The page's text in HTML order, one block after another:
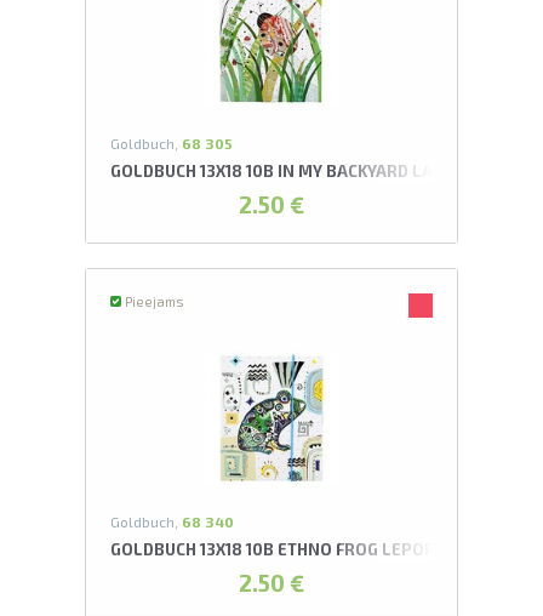
Goldbuch, 68 305
GOLDBUCH 13X18 10B IN MY BACKYARD LADY BUG
2.50 €
Pieejams
Goldbuch, 68 340
GOLDBUCH 13X18 10B ETHNO FROG LEPORELLO
2.50 €